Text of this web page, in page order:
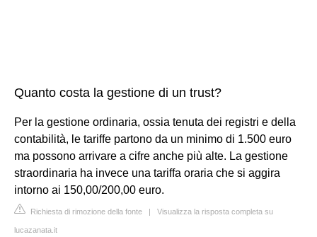
Quanto costa la gestione di un trust?
Per la gestione ordinaria, ossia tenuta dei registri e della
contabilità, le tariffe partono da un minimo di 1.500 euro
ma possono arrivare a cifre anche più alte. La gestione
straordinaria ha invece una tariffa oraria che si aggira
intorno ai 150,00/200,00 euro.
Richiesta di rimozione della fonte | Visualizza la risposta completa su
lucazanata.it